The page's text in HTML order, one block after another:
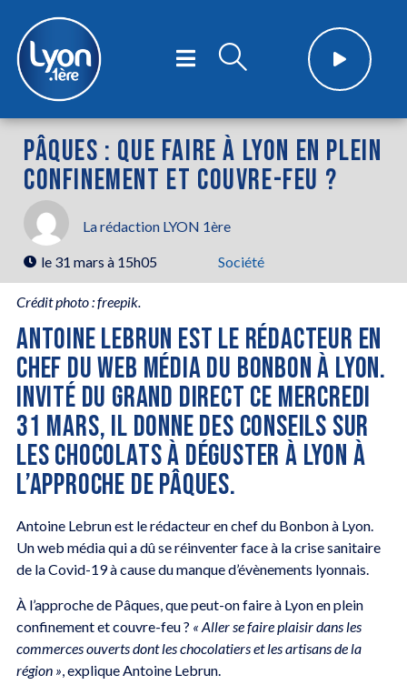
PÂQUES : QUE FAIRE À LYON EN PLEIN
CONFINEMENT ET COUVRE-FEU ?
La rédaction LYON 1ère
le 31 mars à 15h05 Société
Crédit photo : freepik.
ANTOINE LEBRUN EST LE RÉDACTEUR EN
CHEF DU WEB MÉDIA DU BONBON À LYON.
INVITÉ DU GRAND DIRECT CE MERCREDI
31 MARS, IL DONNE DES CONSEILS SUR
LES CHOCOLATS À DÉGUSTER À LYON À
L’APPROCHE DE PÂQUES.
Antoine Lebrun est le rédacteur en chef du Bonbon à Lyon.
Un web média qui a dû se réinventer face à la crise sanitaire
de la Covid-19 à cause du manque d’évènements lyonnais.
À l’approche de Pâques, que peut-on faire à Lyon en plein
confinement et couvre-feu ? « Aller se faire plaisir dans les
commerces ouverts dont les chocolatiers et les artisans de la
région » , explique Antoine Lebrun.